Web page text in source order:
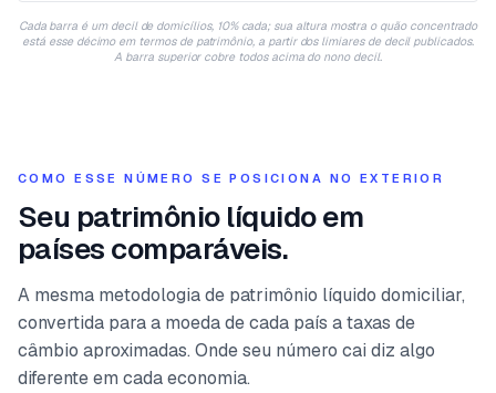
Cada barra é um decil de domicílios, 10% cada; sua altura mostra o quão concentrado
está esse décimo em termos de patrimônio, a partir dos limiares de decil publicados.
A barra superior cobre todos acima do nono decil.
COMO ESSE NÚMERO SE POSICIONA NO EXTERIOR
Seu patrimônio líquido em
países comparáveis.
A mesma metodologia de patrimônio líquido domiciliar,
convertida para a moeda de cada país a taxas de
câmbio aproximadas. Onde seu número cai diz algo
diferente em cada economia.